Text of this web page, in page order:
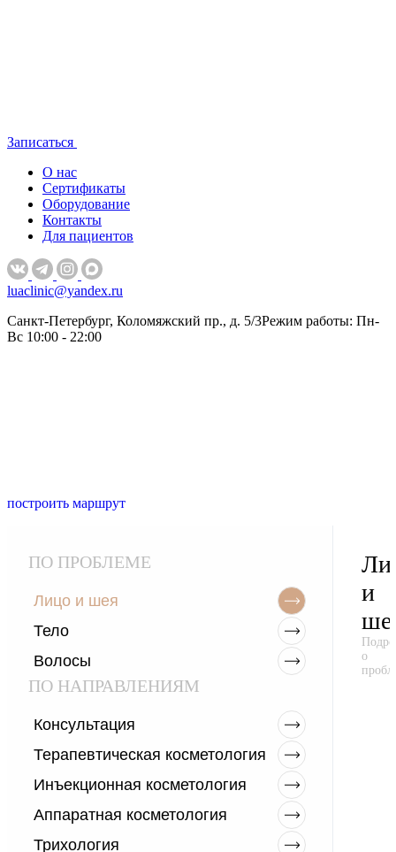
Записаться
О нас
Сертификаты
Оборудование
Контакты
Для пациентов
luaclinic@yandex.ru
Санкт-Петербург, Коломяжский пр., д. 5/3Режим работы: Пн-
Вс 10:00 - 22:00
построить маршрут
ПО ПРОБЛЕМЕ
Лицо и шея
Тело
Волосы
ПО НАПРАВЛЕНИЯМ
Консультация
Терапевтическая косметология
Инъекционная косметология
Аппаратная косметология
Трихология
и
о